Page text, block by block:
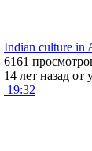
Indian culture in
6161
14 лет назад от
19:32